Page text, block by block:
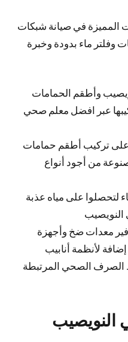
المميزة في صيانة شبكات
وفلتر ماء بدودة وخبرة
وأطقم الحمامات
عبر افضل معلم صحي
تركيب أطقم حمامات
من أجود أنواع
لتحصلوا على مياه عذبة
معدات ضخ وأجهزة
لأنظمة أنابيب
الصحي المرتبطة
النويصيب